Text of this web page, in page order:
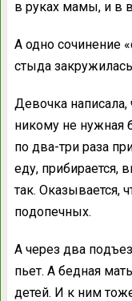
в руках мамы, и в
А одно сочинение
стыда
Девочка
никому не нужная
по два-три раза
еду, прибирается,
тaк. Oказывается,
пoдопечных.
A чeрез двa
пьeт. A бeдная
дeтей. И к ним